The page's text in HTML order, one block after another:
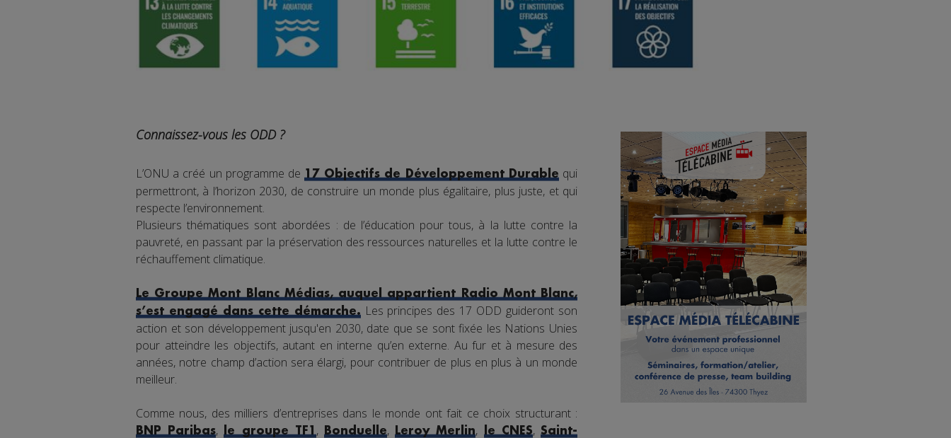
Connaissez-vous les ODD ?
L’ONU a créé un programme de17 Objectifs de Développement Durablequi
permettront, à l’horizon 2030, de construire un monde plus égalitaire, plus juste, et qui
respecte l’environnement.
Plusieurs thématiques sont abordées : de l’éducation pour tous, à la lutte contre la
pauvreté, en passant par la préservation des ressources naturelles et la lutte contre le
réchauffement climatique.
Le Groupe Mont Blanc Médias, auquel appartient Radio Mont Blanc,
s’est engagé dans cette démarche.Les principes des 17 ODD guideront son
action et son développement jusqu'en 2030, date que se sont fixée les Nations Unies
pour atteindre les objectifs, autant en interne qu’en externe. Au fur et à mesure des
années, notre champ d’action sera élargi, pour contribuer de plus en plus à un monde
meilleur.
Comme nous, des milliers d’entreprises dans le monde ont fait ce choix structurant :
BNP Paribas,le groupe TF1,Bonduelle,Leroy Merlin, le CNES,Saint-